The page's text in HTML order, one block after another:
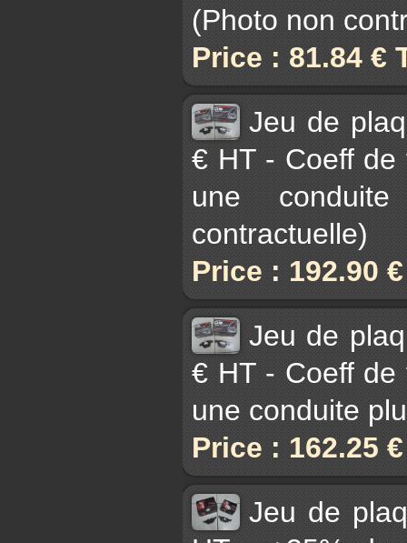
(Photo non
Price : 81.84 €
Jeu de
€ HT - Coeff de
une
contractuelle)
Price : 192.90
Jeu de
€ HT - Coeff de
une conduite
Price : 162.25
Jeu de